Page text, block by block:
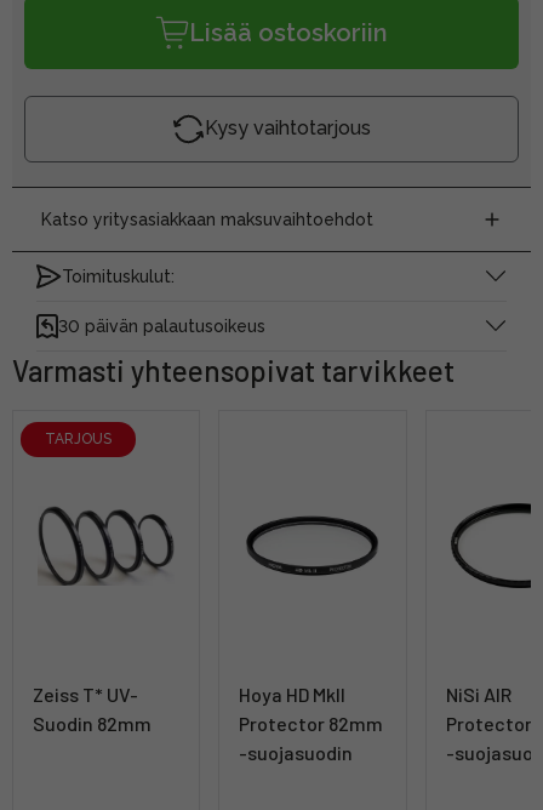
Lisää ostoskoriin
Kysy vaihtotarjous
Katso yritysasiakkaan maksuvaihtoehdot
Toimituskulut:
30 päivän palautusoikeus
Varmasti yhteensopivat tarvikkeet
TARJOUS
Zeiss T* UV-
Suodin 82mm
Hoya HD MkII
Protector 82mm
-suojasuodin
NiSi AIR
Protector
-